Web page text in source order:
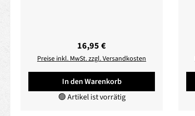
Regulärer Preis:
16,95 €
Preise inkl. MwSt. zzgl. Versandkosten
In den Warenkorb
🟢 Artikel ist vorrätig